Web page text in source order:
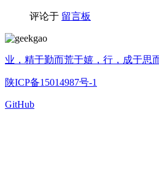
评论于 留言板
业，精于勤而荒于嬉，行，成于思
陕ICP备15014987号-1
GitHub